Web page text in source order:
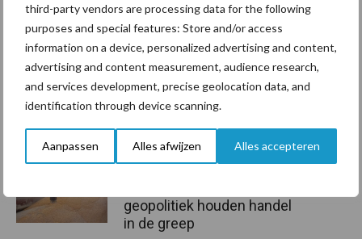
third-party vendors are processing data for the following
purposes and special features: Store and/or access
information on a device, personalized advertising and content,
advertising and content measurement, audience research,
and services development, precise geolocation data, and
identification through device scanning.
Aanpassen Alles afwijzen Alles accepteren
De Global Dairy Trade index vertoont een parallel met de
zuivelnoteringen. Gemiddeld is de index in 2022 tot en met begin
december met 6 procent gestegen in vergelijking met 2021.
Bron: Agrimatie
geopolitiek houden handel
in de greep